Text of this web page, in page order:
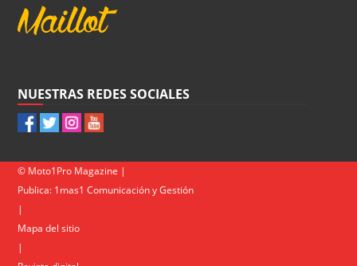
NUESTRAS REDES SOCIALES
© Moto1Pro Magazine |
Publica: 1mas1 Comunicación y Gestión
|
Mapa del sitio
|